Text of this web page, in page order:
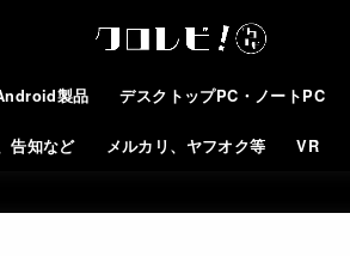
製品 デスクトップPC・ノートPC
告知など メルカリ、ヤフオク等 VR